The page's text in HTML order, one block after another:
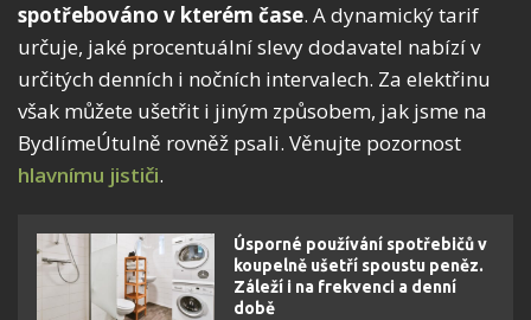
spotřebováno v kterém čase. A dynamický tarif
určuje, jaké procentuální slevy dodavatel nabízí v
určitých denních i nočních intervalech. Za elektřinu
však můžete ušetřit i jiným způsobem, jak jsme na
BydlímeÚtulně rovněž psali. Věnujte pozornost
hlavnímu jističi.
Úsporné používání spotřebičů v
koupelně ušetří spoustu peněz.
Záleží i na frekvenci a denní
době